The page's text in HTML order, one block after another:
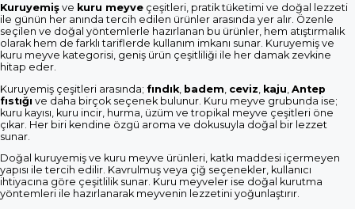
Kuruyemiş ve kuru meyve çeşitleri, pratik tüketimi ve doğal lezzeti
ile günün her anında tercih edilen ürünler arasında yer alır. Özenle
seçilen ve doğal yöntemlerle hazırlanan bu ürünler, hem atıştırmalık
olarak hem de farklı tariflerde kullanım imkanı sunar. Kuruyemiş ve
kuru meyve kategorisi, geniş ürün çeşitliliği ile her damak zevkine
hitap eder.
Kuruyemiş çeşitleri arasında; fındık badem ceviz kaju Antep
fıstığı ve daha birçok seçenek bulunur. Kuru meyve grubunda ise;
kuru kayısı, kuru incir, hurma, üzüm ve tropikal meyve çeşitleri öne
çıkar. Her biri kendine özgü aroma ve dokusuyla doğal bir lezzet
sunar.
Doğal kuruyemiş ve kuru meyve ürünleri, katkı maddesi içermeyen
yapısı ile tercih edilir. Kavrulmuş veya çiğ seçenekler, kullanıcı
ihtiyacına göre çeşitlilik sunar. Kuru meyveler ise doğal kurutma
yöntemleri ile hazırlanarak meyvenin lezzetini yoğunlaştırır.